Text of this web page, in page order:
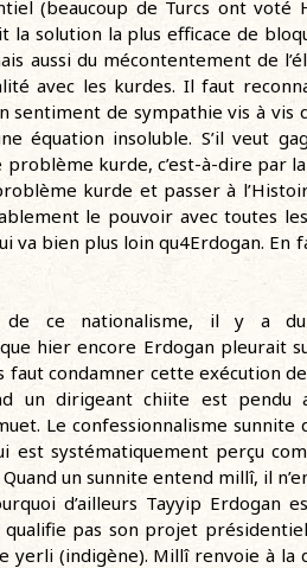
(beaucoup de Turcs ont voté
la solution la plus efficace de
aussi du mécontentement de
avec les kurdes. Il faut
de sympathie vis à vis
équation insoluble. S’il veut
kurde, c’est-à-dire par
kurde et passer à
le pouvoir avec toutes les
va bien plus loin qu4Erdogan.
ce nationalisme, il y a du
hier encore Erdogan pleurait
faut condamner cette exécution
un dirigeant chiite est pendu
Le confessionnalisme sunnite
est systématiquement perçu
un sunnite entend millî, il
d’ailleurs Tayyip Erdogan
pas son projet
yerli (indigène). Millî renvoie à la